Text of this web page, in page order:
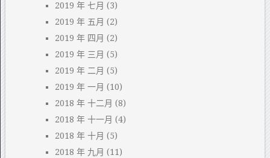
2019 年 七月 (3)
2019 年 五月 (2)
2019 年 四月 (2)
2019 年 三月 (5)
2019 年 二月 (5)
2019 年 一月 (10)
2018 年 十二月 (8)
2018 年 十一月 (4)
2018 年 十月 (5)
2018 年 九月 (11)